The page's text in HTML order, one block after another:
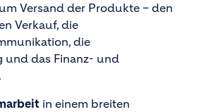
Versand der Produkte – den
Verkauf, die
die
und das Finanz- und
in einem breiten